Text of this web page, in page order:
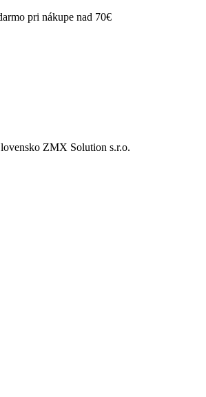
pri nákupe nad 70€
ZMX Solution s.r.o.